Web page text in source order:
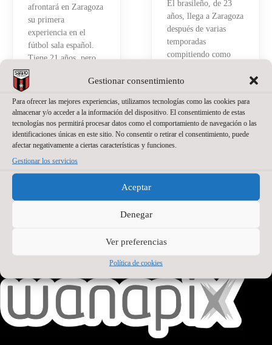
Gestionar consentimiento
Para ofrecer las mejores experiencias, utilizamos tecnologías como las cookies para
almacenar y/o acceder a la información del dispositivo. El consentimiento de estas
tecnologías nos permitirá procesar datos como el comportamiento de navegación o las
identificaciones únicas en este sitio. No consentir o retirar el consentimiento, puede
afectar negativamente a ciertas características y funciones.
Gestionar los servicios
Aceptar
Denegar
Ver preferencias
Política de cookies
afrontará en Zaragoza
su primera
experiencia en el
fútbol sala español.
Tiene 21 años, pero
detrás hay ya bastante
Read More »
El brasileño, de 23
años, llega a Zaragoza
después de varias
temporadas
compitiendo como
Brasil
Read More »